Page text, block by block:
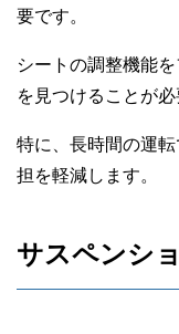
要です。
シートの調整機能
を見つけることが必
特に、長時間の運
担を軽減します。
サスペンシ